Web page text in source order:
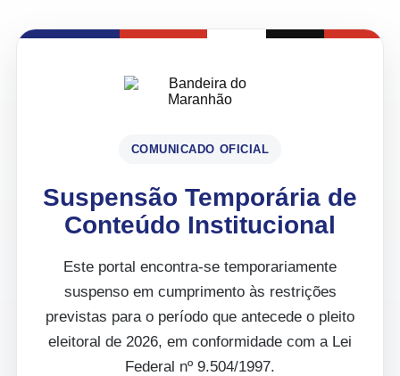
COMUNICADO OFICIAL
Suspensão Temporária de
Conteúdo Institucional
Este portal encontra-se temporariamente
suspenso em cumprimento às restrições
previstas para o período que antecede o pleito
eleitoral de 2026, em conformidade com a Lei
Federal nº 9.504/1997.